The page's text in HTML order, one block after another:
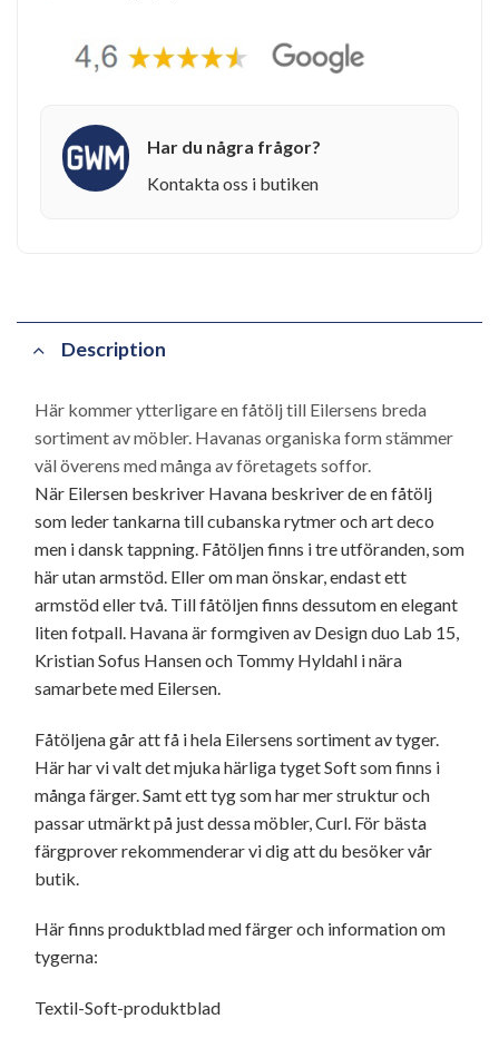
Har du några frågor?
Kontakta oss i butiken
Description
Här kommer ytterligare en fåtölj till Eilersens breda
sortiment av möbler. Havanas organiska form stämmer
väl överens med många av företagets soffor.
När Eilersen beskriver Havana beskriver de en fåtölj
som leder tankarna till cubanska rytmer och art deco
men i dansk tappning. Fåtöljen finns i tre utföranden, som
här utan armstöd. Eller om man önskar, endast ett
armstöd eller två. Till fåtöljen finns dessutom en elegant
liten fotpall. Havana är formgiven av Design duo Lab 15,
Kristian Sofus Hansen och Tommy Hyldahl i nära
samarbete med Eilersen.
Fåtöljena går att få i hela Eilersens sortiment av tyger.
Här har vi valt det mjuka härliga tyget Soft som finns i
många färger. Samt ett tyg som har mer struktur och
passar utmärkt på just dessa möbler, Curl. För bästa
färgprover rekommenderar vi dig att du besöker vår
butik.
Här finns produktblad med färger och information om
tygerna:
Textil-Soft-produktblad